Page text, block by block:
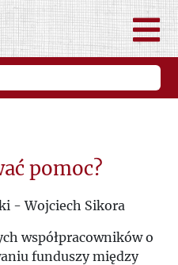
pomoc?
- Wojciech Sikora
współpracowników o
funduszy między